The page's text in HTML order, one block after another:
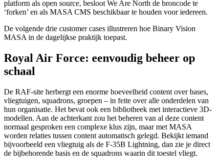
platform als open source, besloot We Are North de broncode te
‘forken’ en als MASA CMS beschikbaar te houden voor iedereen.
De volgende drie customer cases illustreren hoe Binary Vision
MASA in de dagelijkse praktijk toepast.
Royal Air Force: eenvoudig beheer op
schaal
De RAF-site herbergt een enorme hoeveelheid content over bases,
vliegtuigen, squadrons, groepen – in feite over alle onderdelen van
hun organisatie. Het bevat ook een bibliotheek met interactieve 3D-
modellen. Aan de achterkant zou het beheren van al deze content
normaal gesproken een complexe klus zijn, maar met MASA
worden relaties tussen content automatisch gelegd. Bekijkt iemand
bijvoorbeeld een vliegtuig als de F-35B Lightning, dan zie je direct
de bijbehorende basis en de squadrons waarin dit toestel vliegt.